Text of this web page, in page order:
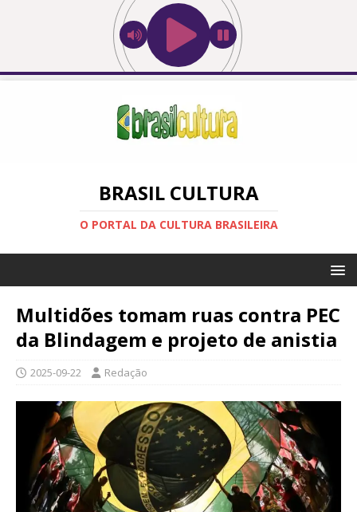
BRASIL CULTURA
O PORTAL DA CULTURA BRASILEIRA
Multidões tomam ruas contra PEC
da Blindagem e projeto de anistia
2025-09-22 Redação